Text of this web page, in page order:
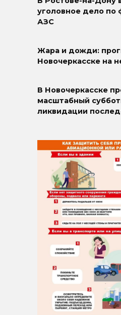
уголовное дело по
АЗС
Жара и дожди:
Новочеркасске на
В Новочеркасске
масштабный
ликвидации